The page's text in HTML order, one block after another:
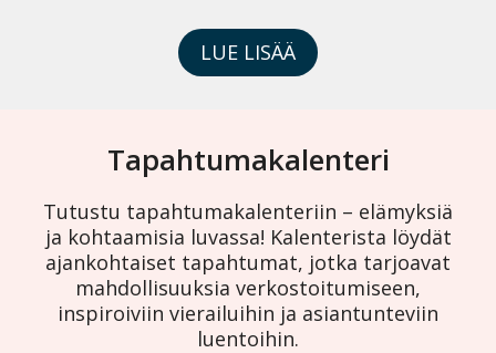
LUE LISÄÄ
Tapahtumakalenteri
Tutustu tapahtumakalenteriin – elämyksiä
ja kohtaamisia luvassa! Kalenterista löydät
ajankohtaiset tapahtumat, jotka tarjoavat
mahdollisuuksia verkostoitumiseen,
inspiroiviin vierailuihin ja asiantunteviin
luentoihin.